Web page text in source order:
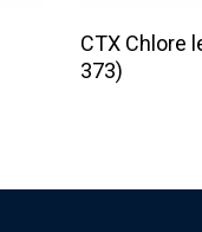
CTX Chlore
373)